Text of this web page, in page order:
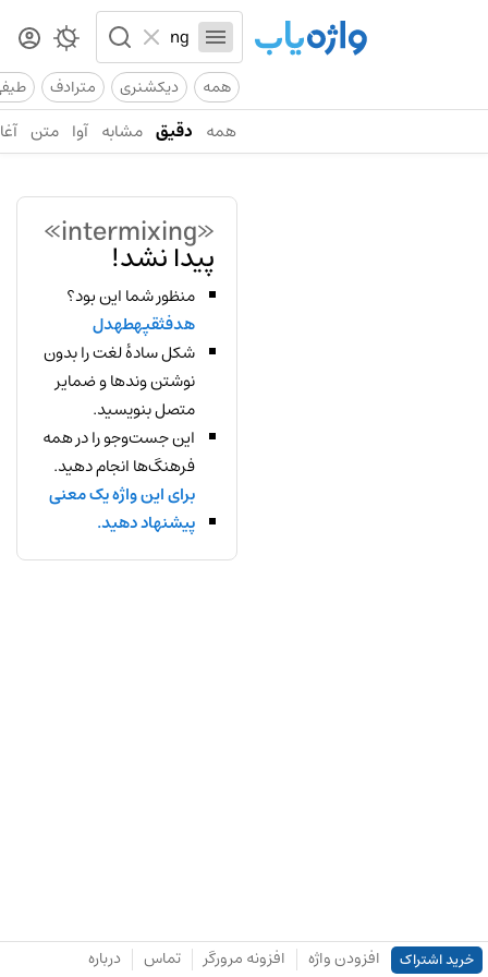
همه دیکشنری مترادف
همه دقیق مشابه آوا متن
«intermixing»
پیدا نشد!
منظور شما این بود؟
هدفثقپهطهدل
شکل سادهٔ لغت را بدون
نوشتن وندها و ضمایر
متصل بنویسید.
این جست‌وجو را در همه
فرهنگ‌ها انجام دهید.
برای این واژه یک معنی
پیشنهاد دهید.
خرید اشتراک افزودن واژه افزونه مرورگر تماس درباره